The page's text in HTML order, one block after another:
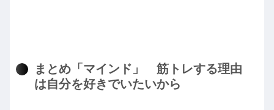
まとめ「マインド」 筋トレする理由
は自分を好きでいたいから